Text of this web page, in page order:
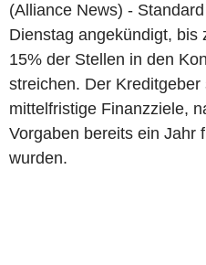
(Alliance News) -
Dienstag angekündigt, bis
15% der Stellen in den
streichen. Der
mittelfristige Finanzziele,
Vorgaben bereits ein Jahr
wurden.